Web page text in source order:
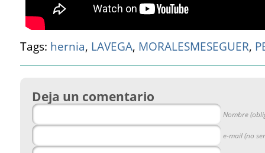
Tags: hernia, LAVEGA, MORALESMESEGUER,
Deja un comentario
Nombre
e-mail (no